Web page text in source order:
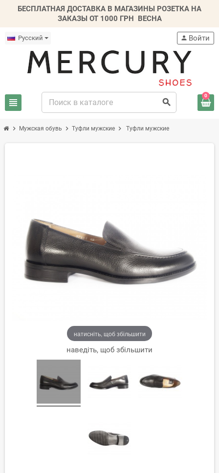
БЕСПЛАТНАЯ ДОСТАВКА В МАГАЗИНЫ РОЗЕТКА НА
ЗАКАЗЫ ОТ 1000 ГРН ВЕСНА
Русский
view_headline search
person Войти
0
chevron_right Мужская обувь chevron_right Туфли мужские chevron_right Туфли мужские
натисніть, щоб збільшити
наведіть, щоб збільшити